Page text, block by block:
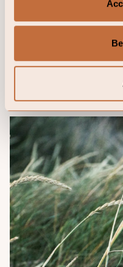
Intera investerar
Halon Security är en
kommer till mjukvara
Halon hjälper företag